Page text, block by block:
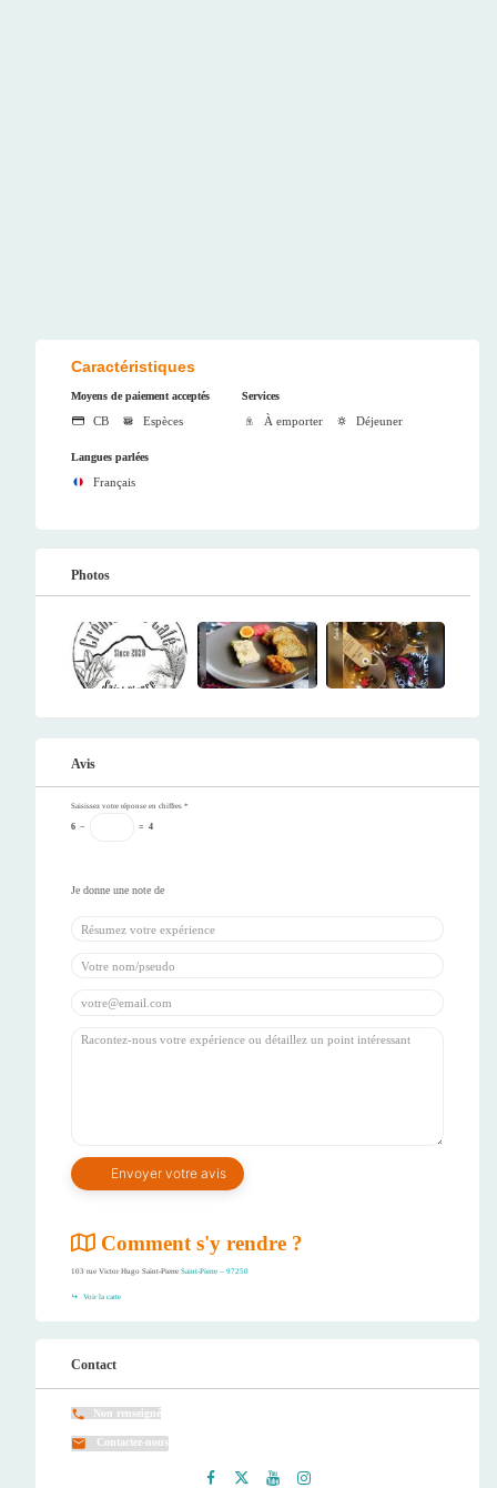
Caractéristiques
Moyens de paiement acceptés
CB Espèces
Services
À emporter Déjeuner
Langues parlées
Français
Photos
Avis
Saisissez votre réponse en chiffres *
6 − = 4
Comment s'y rendre ?
103 rue Victor Hugo Saint-Pierre Saint-Pierre – 97250
Voir la carte
Contact
Non renseigné
Contactez-nous